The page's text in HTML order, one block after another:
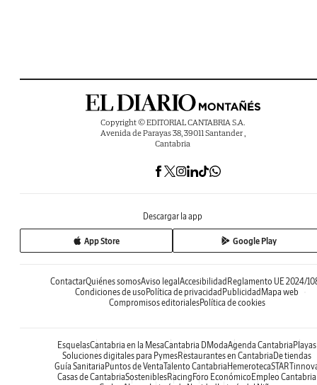
Copyright © EDITORIAL CANTABRIA S.A.
Avenida de Parayas 38, 39011 Santander ,
Cantabria
Descargar la app
App Store Google Play
ContactarQuiénes somosAviso legal Accesibilidad Reglamento UE 2024/
Condiciones de uso Política de privacidad Publicidad Mapa web
Compromisos editorialesPolítica de cookies
EsquelasCantabria en la MesaCantabria DModaAgenda Cantabria Playas
Soluciones digitales para PymesRestaurantes en Cantabria De tiendas
Guía Sanitaria Puntos de VentaTalento Cantabria Hemeroteca
Casas de CantabriaSosteniblesRacing Foro Económico Empleo Cantabria